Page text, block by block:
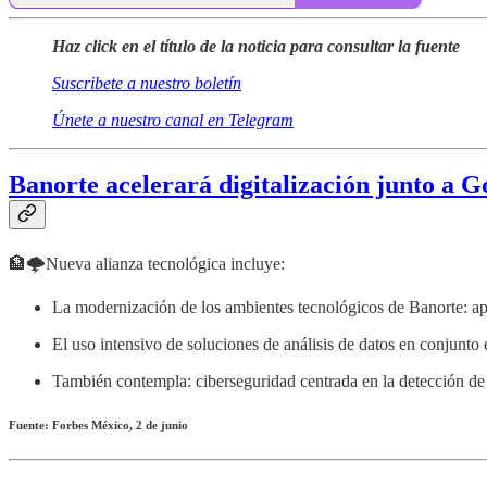
Haz click en el título de la noticia para consultar la fuente
Suscribete a nuestro boletín
Únete a nuestro canal en Telegram
Banorte acelerará digitalización junto a
🏦🌩Nueva alianza tecnológica incluye:
La modernización de los ambientes tecnológicos de Banorte:
El uso intensivo de soluciones de análisis de datos en
También contempla: ciberseguridad centrada en la detección
Fuente: Forbes México, 2 de junio